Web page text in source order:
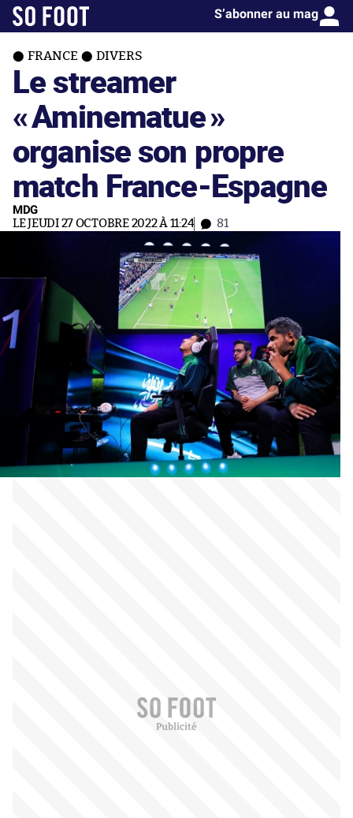
S’abonner au mag
FRANCE DIVERS
Le streamer
«Aminematue»
organise son propre
match France-Espagne
MDG
LE JEUDI 27 OCTOBRE 2022 À 11:24 81